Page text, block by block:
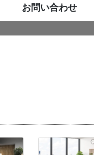
お問い合わせ